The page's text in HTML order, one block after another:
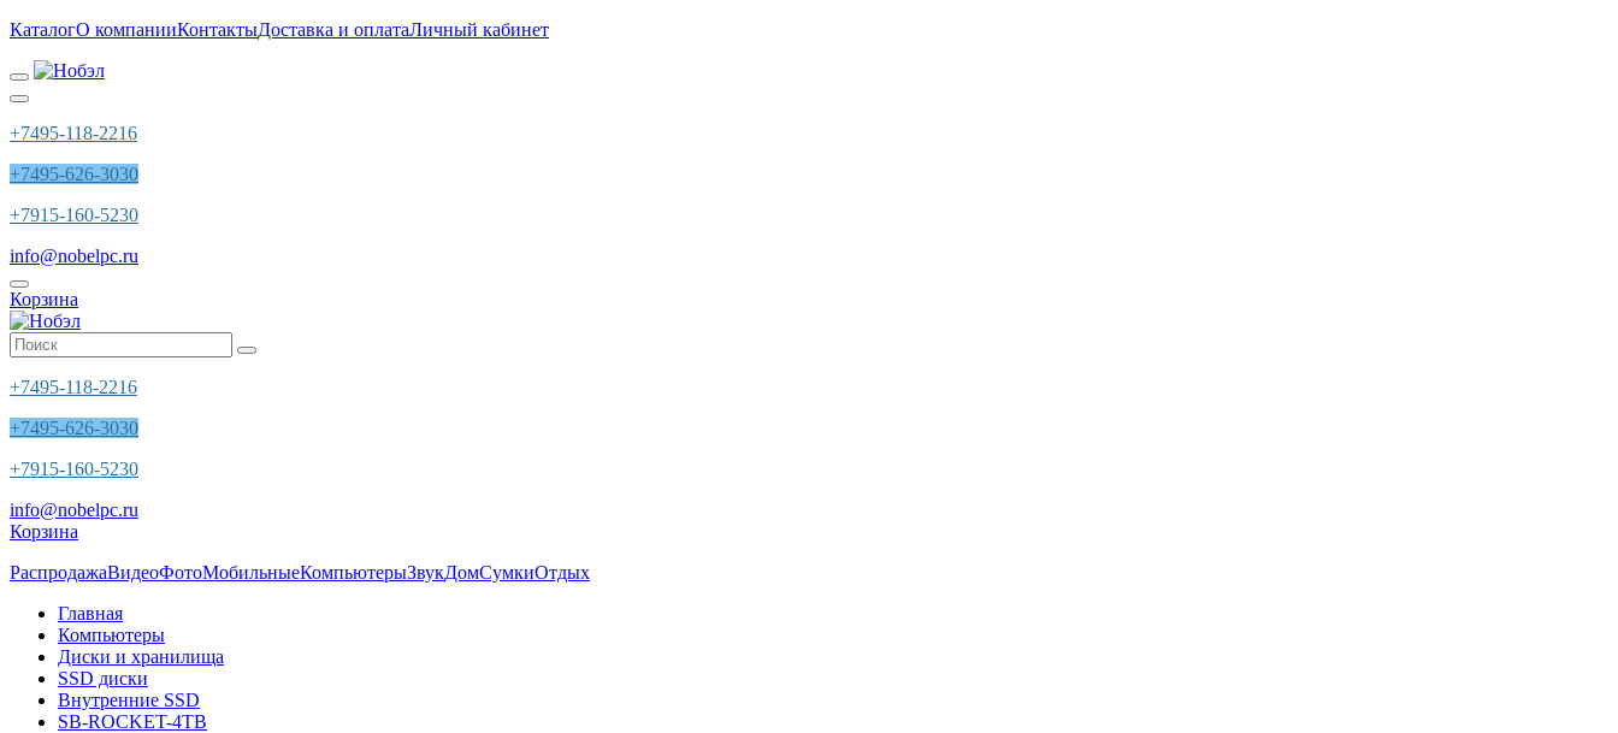
КаталогО компанииКонтактыДоставка и оплатаЛичный кабинет
+7495-118-2216
+7495-626-3030
+7915-160-5230
info@nobelpc.ru
Корзина
+7495-118-2216
+7495-626-3030
+7915-160-5230
info@nobelpc.ru
Корзина
РаспродажаВидеоФотоМобильныеКомпьютерыЗвукДомСумкиОтдых
Главная
Компьютеры
Диски и хранилища
SSD диски
Внутренние SSD
SB-ROCKET-4TB